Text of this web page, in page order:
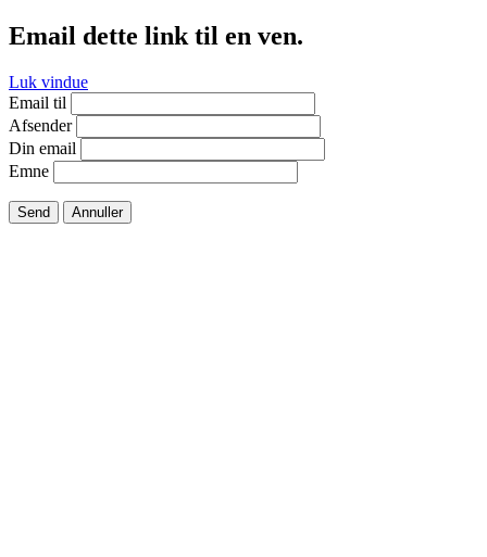
Email dette link til en ven.
Luk vindue
Email til
Afsender
Din email
Emne
Send Annuller